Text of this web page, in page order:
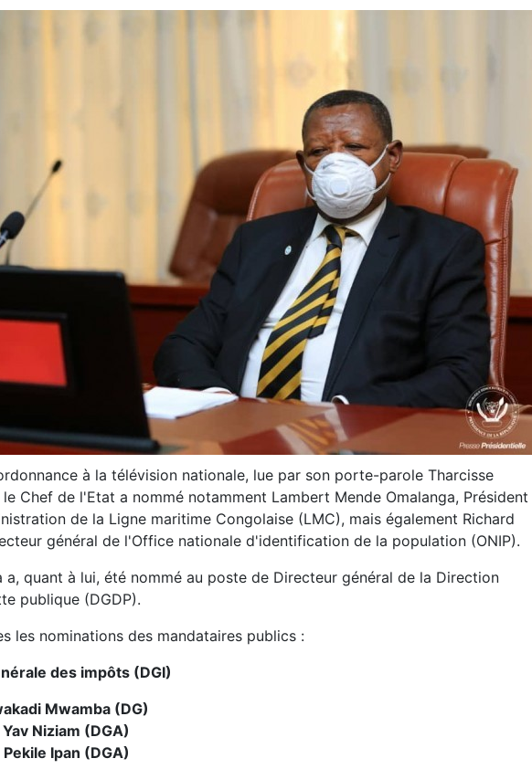
à la télévision nationale, lue par son porte-parole Tharcisse
Chef de l'Etat a nommé notamment Lambert Mende Omalanga, Président
de la Ligne maritime Congolaise (LMC), mais également Richard
général de l'Office nationale d'identification de la population (ONIP).
a, quant à lui, été nommé au poste de Directeur général de la Direction
publique (DGDP).
les nominations des mandataires publics :
des impôts (DGI)
Mwamba (DG)
Niziam (DGA)
Ipan (DGA)